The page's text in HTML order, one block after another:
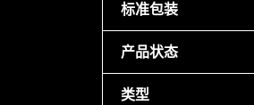
标准包装
产品状态
类型